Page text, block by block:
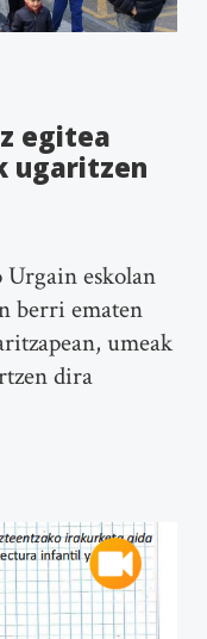
egitea
ugaritzen
eskolan
berri ematen
umeak
dira